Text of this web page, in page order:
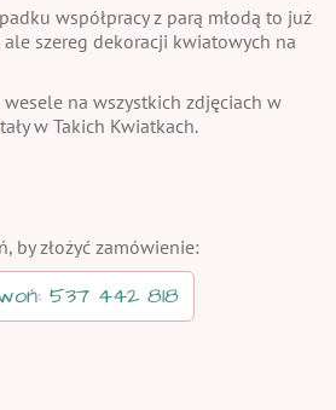
współpracy z parą młodą to już
szereg dekoracji kwiatowych na
na wszystkich zdjęciach w
w Takich Kwiatkach.
by złożyć zamówienie:
537 442 818